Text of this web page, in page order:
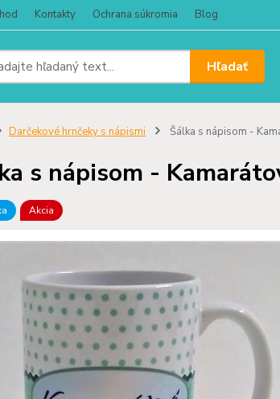
Kontakty Ochrana súkromia Blog
Hľadať
Darčekové hrnčeky s nápismi Šálka s nápisom -
s nápisom -
Akcia